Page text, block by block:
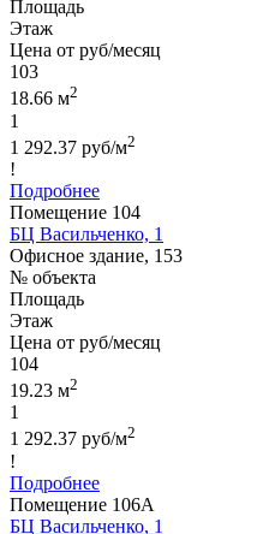
Площадь
Этаж
Цена от руб/месяц
103
18.66 м2
1
1 292.37 руб/м2
!
Подробнее
Помещение 104
БЦ Васильченко, 1
Офисное здание, 153
№ объекта
Площадь
Этаж
Цена от руб/месяц
104
19.23 м2
1
1 292.37 руб/м2
!
Подробнее
Помещение 106А
БЦ Васильченко, 1